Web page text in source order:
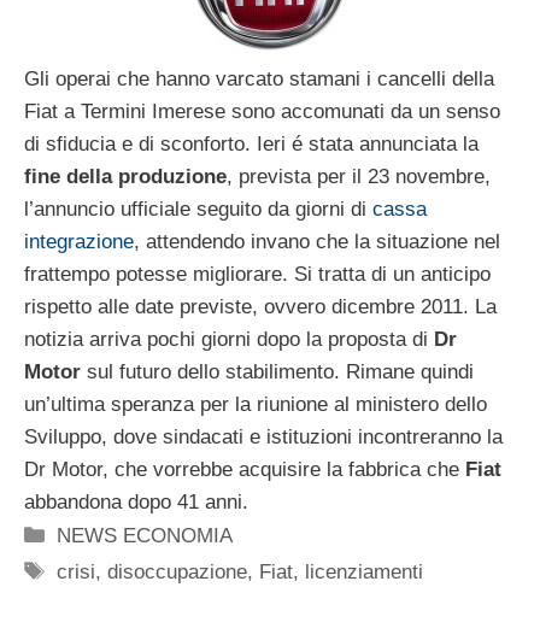
Gli operai che hanno varcato stamani i cancelli della
Fiat a Termini Imerese sono accomunati da un senso
di sfiducia e di sconforto. Ieri é stata annunciata la
fine della produzione, prevista per il 23 novembre,
l’annuncio ufficiale seguito da giorni di cassa
integrazione, attendendo invano che la situazione nel
frattempo potesse migliorare. Si tratta di un anticipo
rispetto alle date previste, ovvero dicembre 2011. La
notizia arriva pochi giorni dopo la proposta di Dr
Motor sul futuro dello stabilimento. Rimane quindi
un’ultima speranza per la riunione al ministero dello
Sviluppo, dove sindacati e istituzioni incontreranno la
Dr Motor, che vorrebbe acquisire la fabbrica che Fiat
abbandona dopo 41 anni.
Categorie
NEWS ECONOMIA
Tag
crisi,disoccupazione, Fiat, licenziamenti